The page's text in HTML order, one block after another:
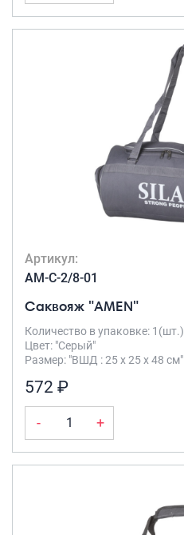
Артикул:
AM-C-2/8-01
Саквояж "AMEN"
Количество в упаковке: 1(шт.)
Цвет: "Серый"
Размер: "ВШД : 25 х 25 х 48 см"
572 ₽
- +